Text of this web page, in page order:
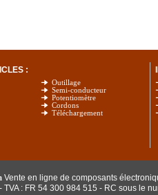
:
Outillage
Semi-conducteur
Potentiomètre
Cordons
Téléchargement
Vente en ligne de composants
: FR 54 300 984 515 - RC sous le